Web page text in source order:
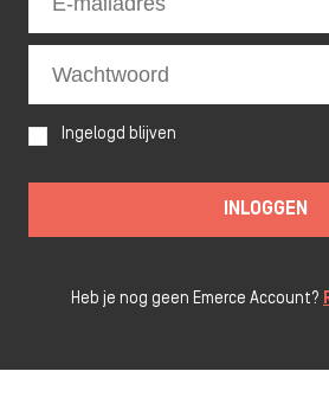
Ingelogd blijven
INLOGGEN
Heb je nog geen Emerce Account?